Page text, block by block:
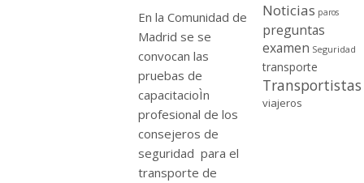
En la Comunidad de
Madrid se se
convocan las
pruebas de
capacitacioÌn
profesional de los
consejeros de
seguridad para el
transporte de
Noticias paros
preguntas
examen Seguridad
transporte
Transportistas
viajeros